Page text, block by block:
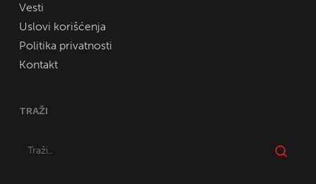
Vesti
Uslovi korišćenja
Politika privatnosti
Kontakt
TRAŽI